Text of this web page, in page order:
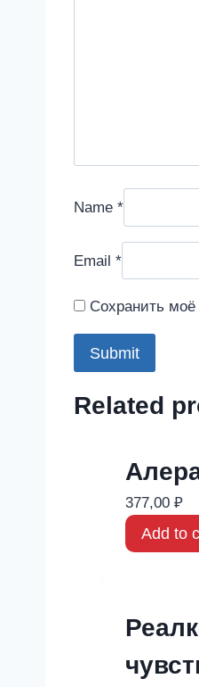
Name *
Email *
Сохранить
Related
377,00 ₽
Add to